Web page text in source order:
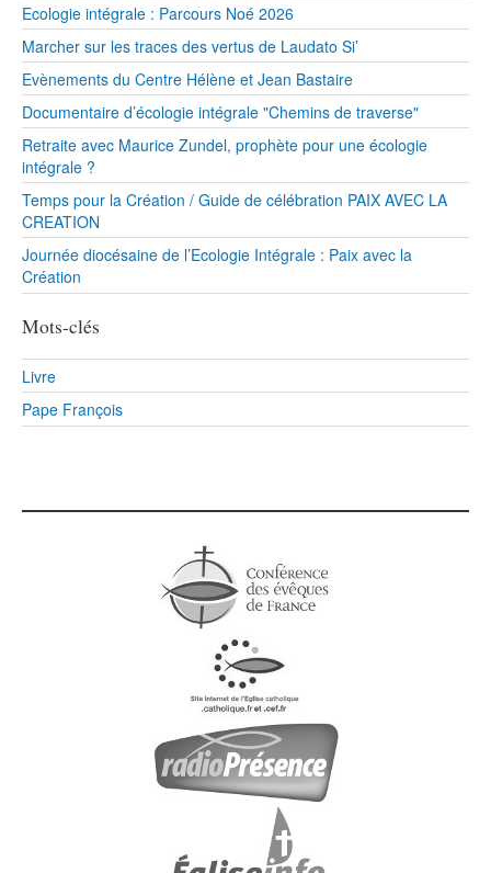
Ecologie intégrale : Parcours Noé 2026
Marcher sur les traces des vertus de Laudato Si’
Evènements du Centre Hélène et Jean Bastaire
Documentaire d’écologie intégrale "Chemins de traverse"
Retraite avec Maurice Zundel, prophète pour une écologie
intégrale ?
Temps pour la Création / Guide de célébration PAIX AVEC LA
CREATION
Journée diocésaine de l’Ecologie Intégrale : Paix avec la
Création
Mots-clés
Livre
Pape François